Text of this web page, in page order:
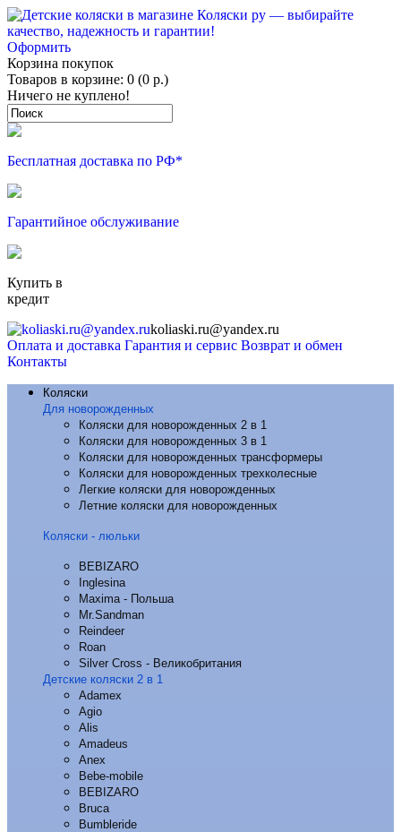
Оформить
Корзина покупок
Товаров в корзине: 0 (0 р.)
Ничего не куплено!
Бесплатная доставка по РФ*
Гарантийное обслуживание
Купить в
кредит
koliaski.ru@yandex.ru
Оплата и доставка Гарантия и сервис Возврат и обмен
Контакты
Коляски
Для новорожденных
Коляски для новорожденных 2 в 1
Коляски для новорожденных 3 в 1
Коляски для новорожденных трансформеры
Коляски для новорожденных трехколесные
Легкие коляски для новорожденных
Летние коляски для новорожденных
Коляски - люльки
BEBIZARO
Inglesina
Maxima - Польша
Mr.Sandman
Reindeer
Roan
Silver Cross - Великобритания
Детские коляски 2 в 1
Adamex
Agio
Alis
Amadeus
Anex
Bebe-mobile
BEBIZARO
Bruca
Bumbleride